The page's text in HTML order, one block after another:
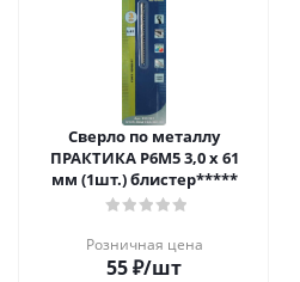
Сверло по металлу
ПРАКТИКА Р6М5 3,0 х 61
мм (1шт.) блистер*****
Розничная цена
55₽/шт